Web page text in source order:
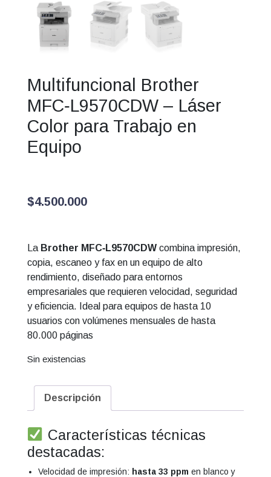
Multifuncional Brother
MFC‑L9570CDW – Láser
Color para Trabajo en
Equipo
$4.500.000
La Brother MFC‑L9570CDWcombina impresión,
copia, escaneo y fax en un equipo de alto
rendimiento, diseñado para entornos
empresariales que requieren velocidad, seguridad
y eficiencia. Ideal para equipos de hasta 10
usuarios con volúmenes mensuales de hasta
80.000 páginas
Sin existencias
Descripción
Características técnicas
destacadas:
Velocidad de impresión: hasta 33 ppm en blanco y